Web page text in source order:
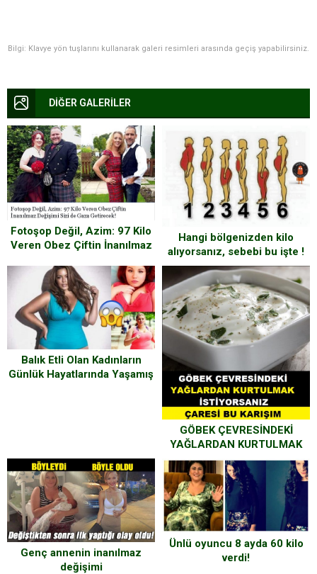
Bilgi: Klavye yön tuşlarını kullanarak galeri resimleri arasında geçiş yapabilirsiniz.
DİĞER GALERİLER
Fotoşop Değil, Azim: 97 Kilo
Veren Obez Çiftin İnanılmaz
Getirecek!
Hangi bölgenizden kilo
alıyorsanız, sebebi bu işte !
Balık Etli Olan Kadınların
Günlük Hayatlarında Yaşamış
GÖBEK ÇEVRESİNDEKİ
YAĞLARDAN KURTULMAK
İSTİYORSANIZ ÇARESİ BU
KARIŞIM…
Genç annenin inanılmaz
değişimi
Ünlü oyuncu 8 ayda 60 kilo
verdi!